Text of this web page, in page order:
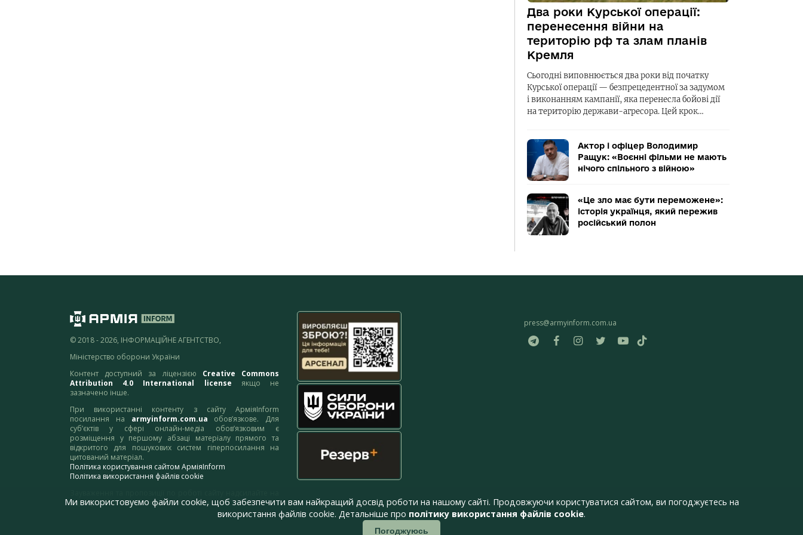
Два роки Курської операції:
перенесення війни на
територію рф та злам планів
Кремля
Сьогодні виповнюється два роки від початку
Курської операції — безпрецедентної за задумом
і виконанням кампанії, яка перенесла бойові дії
на територію держави-агресора. Цей крок…
Актор і офіцер Володимир
Ращук: «Воєнні фільми не мають
нічого спільного з війною»
«Це зло має бути переможене»:
історія українця, який пережив
російський полон
© 2018 - 2026, ІНФОРМАЦІЙНЕ АГЕНТСТВО,
Міністерство оборони України
Контент доступний за ліцензією Creative Commons
Attribution 4.0 International license якщо не
зазначено інше.
При використанні контенту з сайту АрміяInform
посилання на armyinform.com.ua обов’язкове. Для
суб’єктів у сфері онлайн-медіа обов’язковим є
розміщення у першому абзаці матеріалу прямого та
відкритого для пошукових систем гіперпосилання на
цитований матеріал.
Політика користування сайтом АрміяInform
Політика використання файлів cookie
адресу:webmaster@armyinform.com.ua
press@armyinform.com.ua
Ми використовуємо файли cookie, щоб забезпечити вам найкращий досвід роботи на нашому сайті. Продовжуючи користуватися сайтом, ви погоджуєтесь на
використання файлів cookie. Детальніше про політику використання файлів cookie.
Погоджуюсь